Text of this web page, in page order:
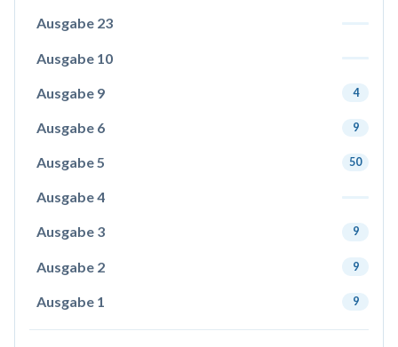
Ausgabe 23
Ausgabe 10
Ausgabe 9 4
Ausgabe 6 9
Ausgabe 5 50
Ausgabe 4
Ausgabe 3 9
Ausgabe 2 9
Ausgabe 1 9